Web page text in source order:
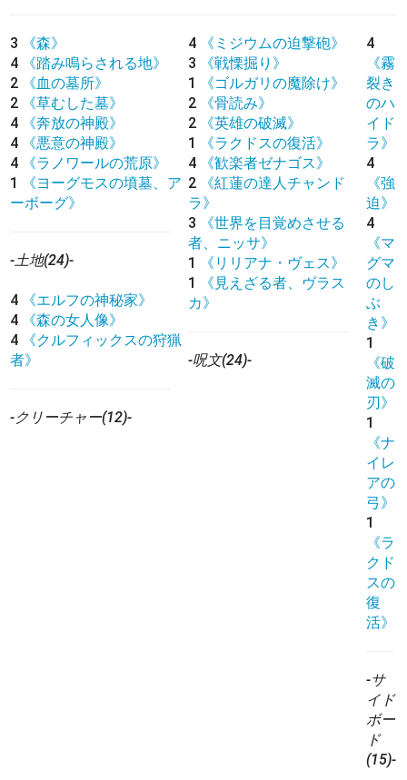
3
《森》
4
《踏み鳴らされる地》
2
《血の墓所》
2
《草むした墓》
4
《奔放の神殿》
4
《悪意の神殿》
4
《ラノワールの荒原》
1
《ヨーグモスの墳墓、ア
ーボーグ》
-土地(24)-
4
《エルフの神秘家》
4
《森の女人像》
4
《クルフィックスの狩猟
者》
-クリーチャー(12)-
4
《ミジウムの迫撃砲》
3
《戦慄掘り》
1
《ゴルガリの魔除け》
2
《骨読み》
2
《英雄の破滅》
1
《ラクドスの復活》
4
《歓楽者ゼナゴス》
2
《紅蓮の達人チャンド
ラ》
3
《世界を目覚めさせる
者、ニッサ》
1
《リリアナ・ヴェス》
1
《見えざる者、ヴラス
カ》
-呪文(24)-
4
《霧
裂き
のハ
イド
ラ》
4
《強
迫》
4
《マ
グマ
のし
ぶ
き》
1
《破
滅の
刃》
1
《ナ
イレ
アの
弓》
1
《ラ
クド
スの
復
活》
-サ
イド
ボー
ド
(15)-